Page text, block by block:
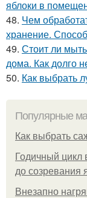
яблоки в
48. Чем
хранение.
49. Стоит ли
дома. Как долго
50. Как выбрать
Популярные
Как выбрать
Годичный цикл
до созревания
Внезапно